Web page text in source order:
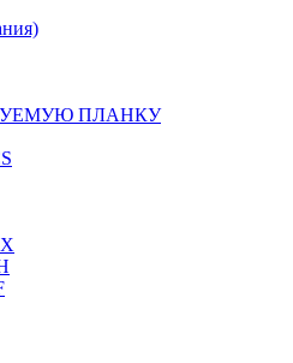
ПЛАНКУ